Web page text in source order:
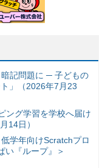
記問題に ─ 子どもの
」（2026年7月23
ング学習を学校へ届け
14日）
学年向けScratchプロ
『ループ』＞